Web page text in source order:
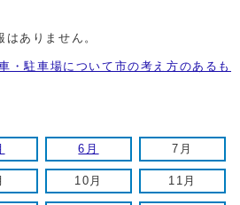
ありません。
・駐車場について市の考え方のあるも
6月 7月
10月 11月